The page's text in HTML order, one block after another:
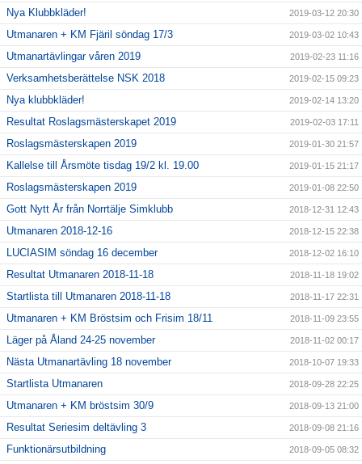
Nya Klubbkläder! 2019-03-12 20:30
Utmanaren + KM Fjäril söndag 17/3 2019-03-02 10:43
Utmanartävlingar våren 2019 2019-02-23 11:16
Verksamhetsberättelse NSK 2018 2019-02-15 09:23
Nya klubbkläder! 2019-02-14 13:20
Resultat Roslagsmästerskapet 2019 2019-02-03 17:11
Roslagsmästerskapen 2019 2019-01-30 21:57
Kallelse till Årsmöte tisdag 19/2 kl. 19.00 2019-01-15 21:17
Roslagsmästerskapen 2019 2019-01-08 22:50
Gott Nytt År från Norrtälje Simklubb 2018-12-31 12:43
Utmanaren 2018-12-16 2018-12-15 22:38
LUCIASIM söndag 16 december 2018-12-02 16:10
Resultat Utmanaren 2018-11-18 2018-11-18 19:02
Startlista till Utmanaren 2018-11-18 2018-11-17 22:31
Utmanaren + KM Bröstsim och Frisim 18/11 2018-11-09 23:55
Läger på Åland 24-25 november 2018-11-02 00:17
Nästa Utmanartävling 18 november 2018-10-07 19:33
Startlista Utmanaren 2018-09-28 22:25
Utmanaren + KM bröstsim 30/9 2018-09-13 21:00
Resultat Seriesim deltävling 3 2018-09-08 21:16
Funktionärsutbildning 2018-09-05 08:32